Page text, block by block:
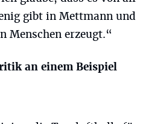
gibt in Mettmann und
Menschen erzeugt.“
an einem Beispiel